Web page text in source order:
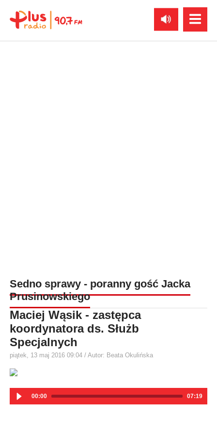
Sedno sprawy - poranny gość Jacka
Prusinowskiego
Maciej Wąsik - zastępca
koordynatora ds. Służb
Specjalnych
piątek, 13 maj 2016 09:04 / Autor: Beata Okulińska
00:00 07:19